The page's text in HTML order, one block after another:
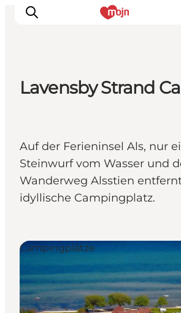
Events
Übernachtung
Plane deine Reise
Booking
Lavensby Strand
Auf der Ferieninsel Als, nur
Steinwurf vom Wasser und
Wanderweg Alsstien
idyllische Campingplatz.
Campingplätze